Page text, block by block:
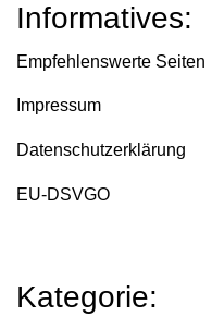
Informatives:
Empfehlenswerte Seiten
Impressum
Datenschutzerklärung
EU-DSVGO
Kategorie: